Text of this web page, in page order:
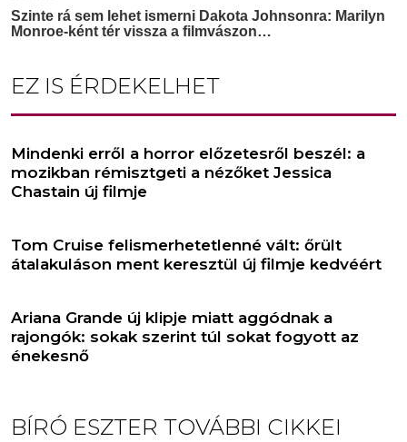
EZ IS ÉRDEKELHET
Mindenki erről a horror előzetesről beszél: a
mozikban rémisztgeti a nézőket Jessica
Chastain új filmje
Tom Cruise felismerhetetlenné vált: őrült
átalakuláson ment keresztül új filmje kedvéért
Ariana Grande új klipje miatt aggódnak a
rajongók: sokak szerint túl sokat fogyott az
énekesnő
BÍRÓ ESZTER TOVÁBBI CIKKEI